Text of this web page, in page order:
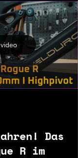
Video zeigt dir
die Leistung
wissen
das
Modell der
130 Nm
und 150 Nm
im Boost-Modus.
Das
R im